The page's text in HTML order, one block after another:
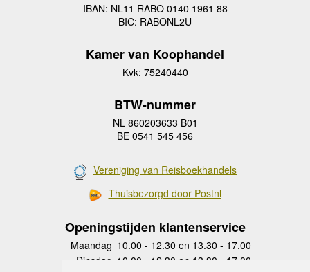
IBAN: NL11 RABO 0140 1961 88
BIC: RABONL2U
Kamer van Koophandel
Kvk: 75240440
BTW-nummer
NL 860203633 B01
BE 0541 545 456
Vereniging van Reisboekhandels
Thuisbezorgd door Postnl
Openingstijden klantenservice
Maandag 10.00 - 12.30 en 13.30 - 17.00
Dinsdag 10.00 - 12.30 en 13.30 - 17.00